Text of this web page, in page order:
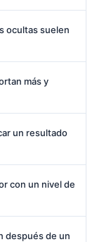
ocultas suelen
más y
un resultado
con un nivel de
después de un